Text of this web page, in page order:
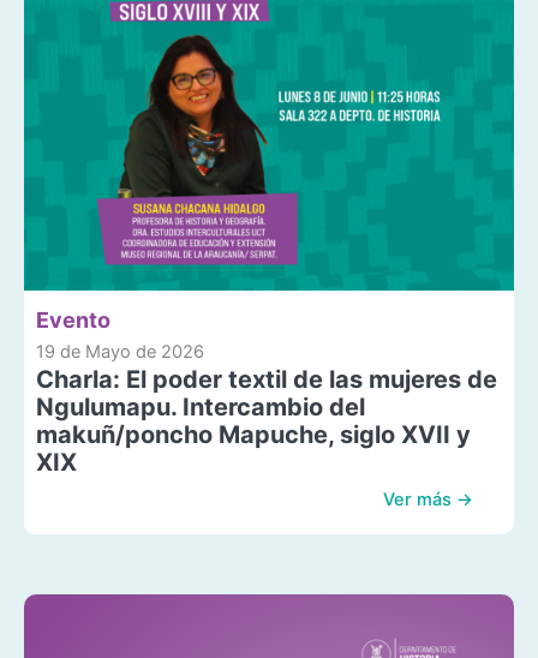
Evento
19 de Mayo de 2026
Charla: El poder textil de las mujeres de
Ngulumapu. Intercambio del
makuñ/poncho Mapuche, siglo XVII y
XIX
Ver más →